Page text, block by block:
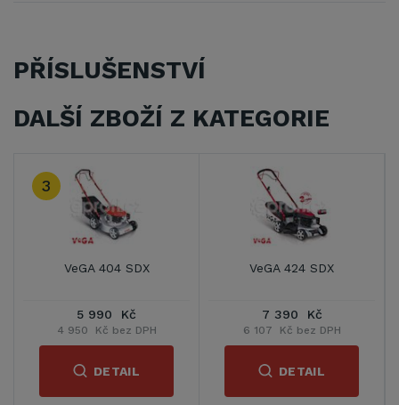
PŘÍSLUŠENSTVÍ
DALŠÍ ZBOŽÍ Z KATEGORIE
3
VeGA 404 SDX
5 990 Kč
4 950 Kč bez DPH
DETAIL
VeGA 424 SDX
7 390 Kč
6 107 Kč bez DPH
DETAIL